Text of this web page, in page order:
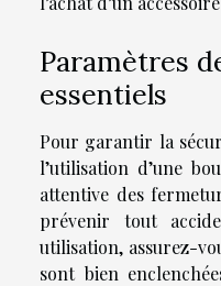
Paramètres
essentiels
Pour garantir la
l’utilisation d’une
attentive des
prévenir tout
utilisation, assurez-
sont bien